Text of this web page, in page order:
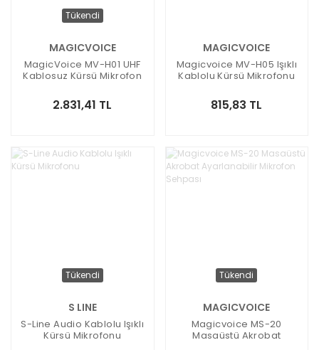
Tükendi
MAGICVOICE
MagicVoice MV-H01 UHF
Kablosuz Kürsü Mikrofon
2.831,41 TL
MAGICVOICE
Magicvoice MV-H05 Işıklı
Kablolu Kürsü Mikrofonu
815,83 TL
Tükendi
S LINE
S-Line Audio Kablolu Işıklı
Kürsü Mikrofonu
Tükendi
MAGICVOICE
Magicvoice MS-20
Masaüstü Akrobat